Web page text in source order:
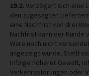
19.2. Verzögert sich eine
den zugesagten
eine Nachfrist von drei
Nachfrist kann der
Ware noch nicht
angezeigt wurde. Stellt
infolge höherer Gewalt,
Verkehrsstörungen oder